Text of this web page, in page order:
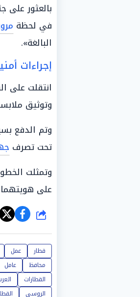
بالعثور على
في لحظة
البالغة».
إجراءات
انتقلت على
وتوثيق
وتم الدفع
تحت تصرف
وتمثلت
على هويتهما
شارك
قطار عمل
محافظ
عامل
القطارات
الروسي